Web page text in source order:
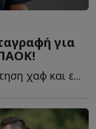
για
χαφ και ε...